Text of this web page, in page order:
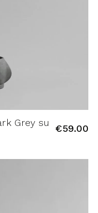
Grey su
€59.00